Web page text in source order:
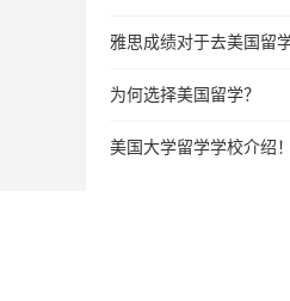
雅思成绩对于去美国留
为何选择美国留学？
美国大学留学学校介绍！